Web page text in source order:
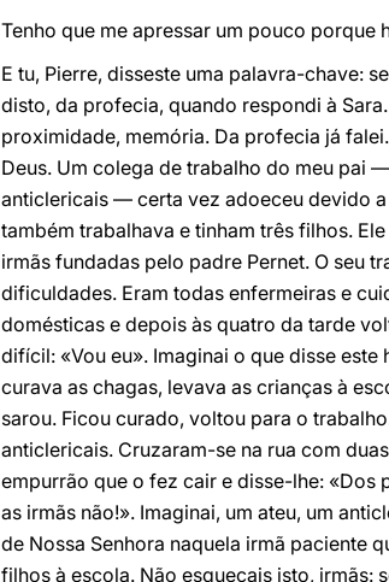
Tenho que me apressar um pouco porque
E tu, Pierre, disseste uma palavra-chave:
disto, da profecia, quando respondi à
proximidade, memória. Da profecia já
Deus. Um colega de trabalho do meu pai
anticlericais — certa vez adoeceu devido
também trabalhava e tinham três filhos.
irmãs fundadas pelo padre Pernet. O seu
dificuldades. Eram todas enfermeiras e
domésticas e depois às quatro da tarde
difícil: «Vou eu». Imaginai o que disse
curava as chagas, levava as crianças à
sarou. Ficou curado, voltou para o
anticlericais. Cruzaram-se na rua com
empurrão que o fez cair e disse-lhe: «Dos
as irmãs não!». Imaginai, um ateu, um
de Nossa Senhora naquela irmã paciente
filhos à escola. Não esqueçais isto, irmãs: